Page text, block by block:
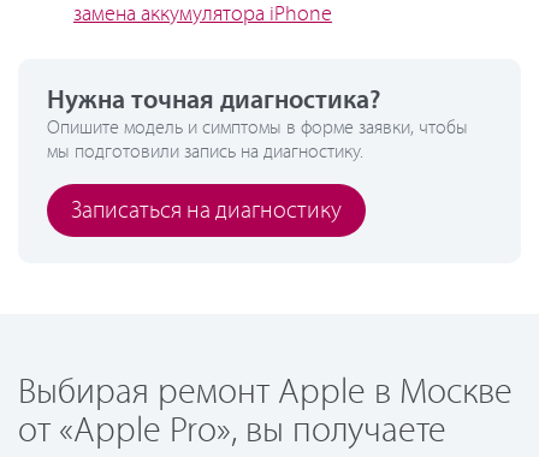
замена аккумулятора iPhone
Нужна точная диагностика?
Опишите модель и симптомы в форме заявки, чтобы
мы подготовили запись на диагностику.
Записаться на диагностику
Выбирая ремонт Apple в Москве
от «Apple Pro», вы получаете